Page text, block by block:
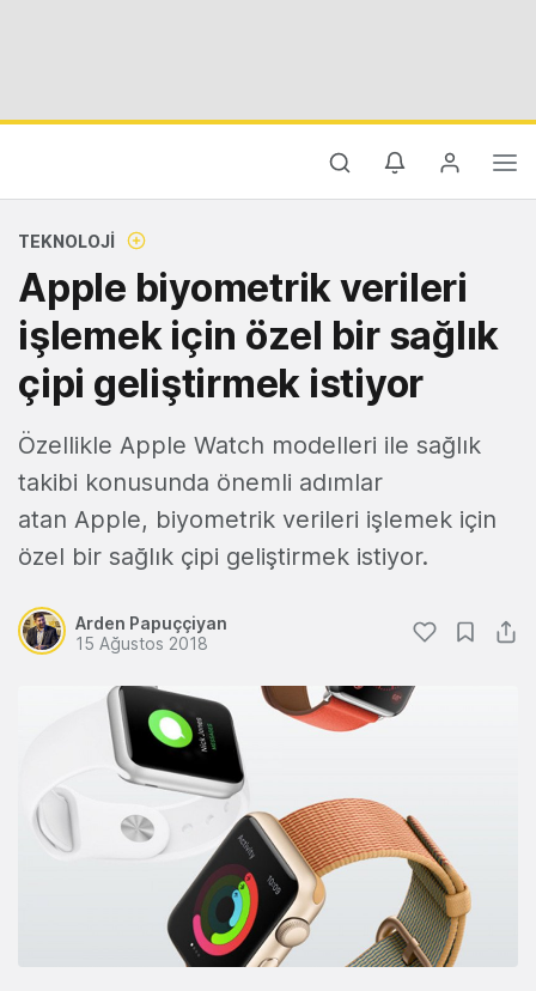
TEKNOLOJI
Apple biyometrik verileri
işlemek için özel bir sağlık
çipi geliştirmek istiyor
Özellikle Apple Watch modelleri ile sağlık
takibi konusunda önemli adımlar
atan Apple, biyometrik verileri işlemek için
özel bir sağlık çipi geliştirmek istiyor.
Arden Papuççiyan
15 Ağustos 2018